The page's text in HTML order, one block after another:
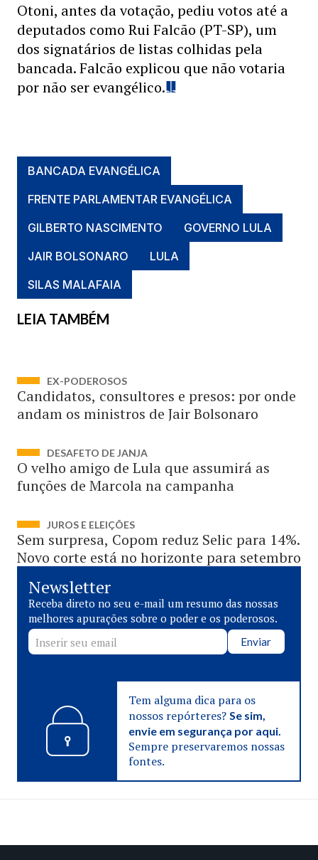
Otoni, antes da votação, pediu votos até a
deputados como Rui Falcão (PT-SP), um
dos signatários de listas colhidas pela
bancada. Falcão explicou que não votaria
por não ser evangélico.
BANCADA EVANGÉLICA
FRENTE PARLAMENTAR EVANGÉLICA
GILBERTO NASCIMENTO
GOVERNO LULA
JAIR BOLSONARO
LULA
SILAS MALAFAIA
LEIA TAMBÉM
EX-PODEROSOS
Candidatos, consultores e presos: por onde
andam os ministros de Jair Bolsonaro
DESAFETO DE JANJA
O velho amigo de Lula que assumirá as
funções de Marcola na campanha
JUROS E ELEIÇÕES
Sem surpresa, Copom reduz Selic para 14%.
Novo corte está no horizonte para setembro
Newsletter
Receba direto no seu e-mail um resumo das nossas
melhores apurações sobre o poder e os poderosos.
Enviar
Tem alguma dica para os
nossos repórteres? Se sim,
envie em segurança por aqui.
Sempre preservaremos nossas
fontes.